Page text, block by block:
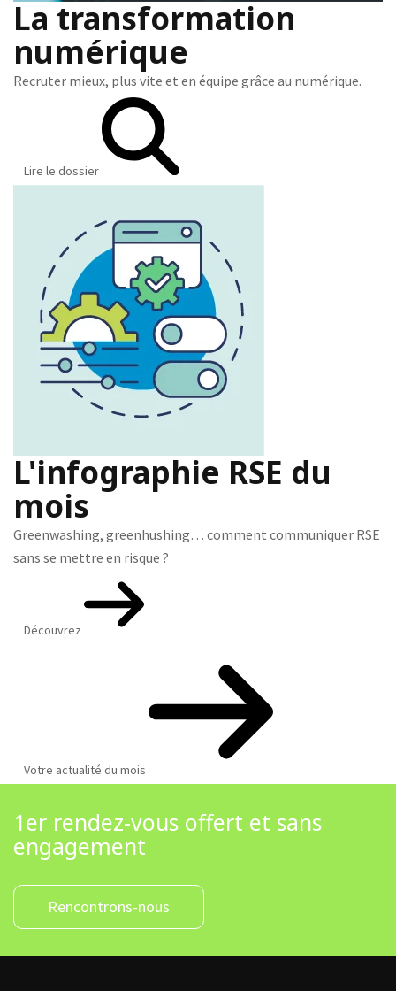
La transformation
numérique
Recruter mieux, plus vite et en équipe grâce au numérique.
Lire le dossier
L'infographie RSE du
mois
Greenwashing, greenhushing… comment communiquer RSE
sans se mettre en risque ?
Découvrez
Votre actualité du mois
1er rendez-vous offert et sans
engagement
Rencontrons-nous